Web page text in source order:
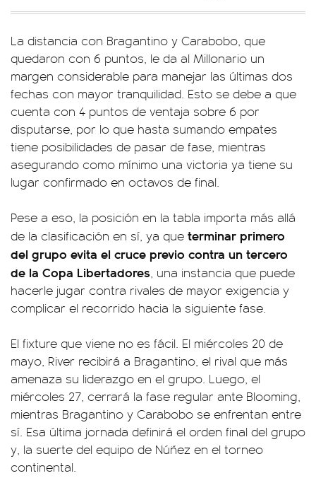
La distancia con Bragantino y Carabobo, que
quedaron con 6 puntos, le da al Millonario un
margen considerable para manejar las últimas dos
fechas con mayor tranquilidad. Esto se debe a que
cuenta con 4 puntos de ventaja sobre 6 por
disputarse, por lo que hasta sumando empates
tiene posibilidades de pasar de fase, mientras
asegurando como mínimo una victoria ya tiene su
lugar confirmado en octavos de final.
Pese a eso, la posición en la tabla importa más allá
de la clasificación en sí, ya que terminar primero
del grupo evita el cruce previo contra un tercero
de la Copa Libertadores, una instancia que puede
hacerle jugar contra rivales de mayor exigencia y
complicar el recorrido hacia la siguiente fase.
El fixture que viene no es fácil. El miércoles 20 de
mayo, River recibirá a Bragantino, el rival que más
amenaza su liderazgo en el grupo. Luego, el
miércoles 27, cerrará la fase regular ante Blooming,
mientras Bragantino y Carabobo se enfrentan entre
sí. Esa última jornada definirá el orden final del grupo
y, la suerte del equipo de Núñez en el torneo
continental.